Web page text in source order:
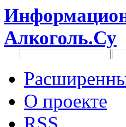
Алкоголь.Су
О проекте